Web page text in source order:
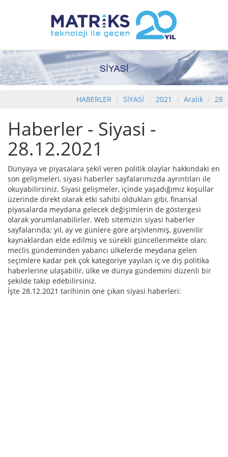
HABERLER SİYASİ 2021 Aralık 28
Haberler - Siyasi -
28.12.2021
Dünyaya ve piyasalara şekil veren politik olaylar hakkındaki en
son gelişmeleri, siyasi haberler sayfalarımızda ayrıntıları ile
okuyabilirsiniz. Siyasi gelişmeler, içinde yaşadığımız koşullar
üzerinde direkt olarak etki sahibi oldukları gibi, finansal
piyasalarda meydana gelecek değişimlerin de göstergesi
olarak yorumlanabilirler. Web sitemizin siyasi haberler
sayfalarında; yıl, ay ve günlere göre arşivlenmiş, güvenilir
kaynaklardan elde edilmiş ve sürekli güncellenmekte olan;
meclis gündeminden yabancı ülkelerde meydana gelen
seçimlere kadar pek çok kategoriye yayılan iç ve dış politika
haberlerine ulaşabilir, ülke ve dünya gündemini düzenli bir
şekilde takip edebilirsiniz.
İşte 28.12.2021 tarihinin öne çıkan siyasi haberleri: